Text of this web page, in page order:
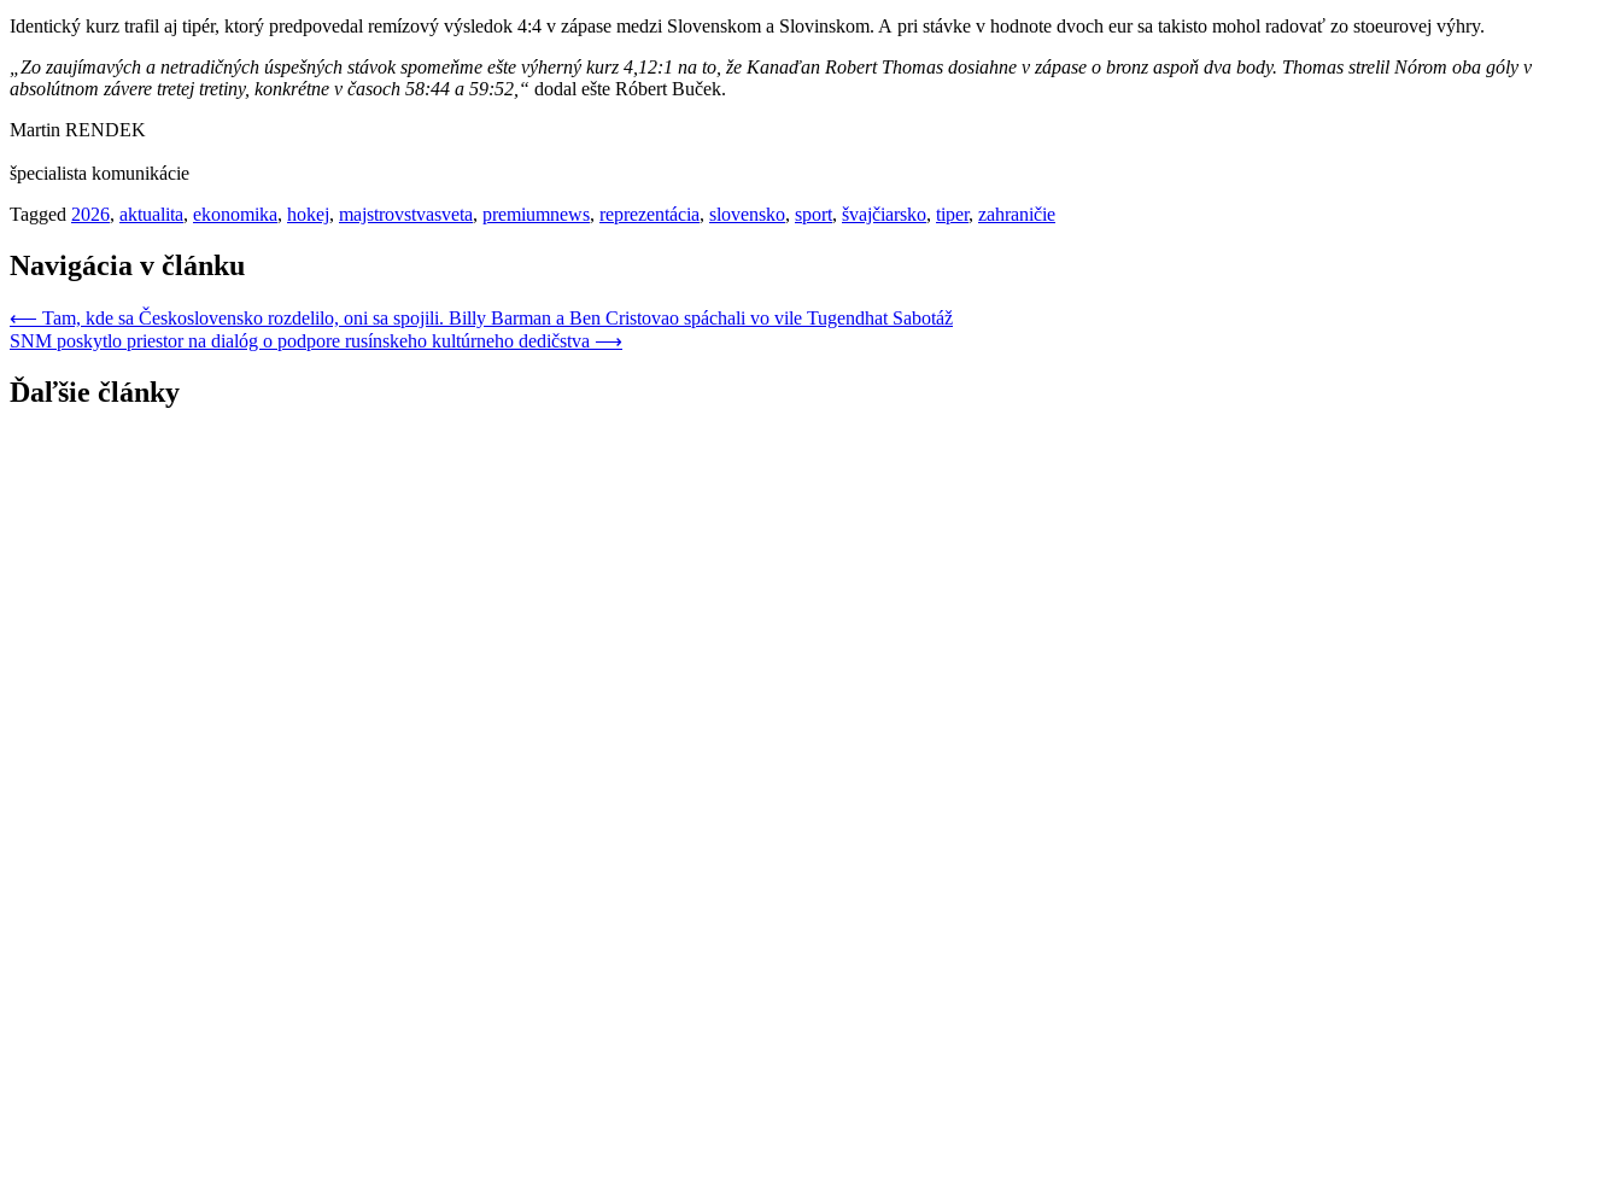
Identický kurz trafil aj tipér, ktorý predpovedal remízový výsledok 4:4 v zápase medzi Slovenskom a Slovinskom. A pri stávke v hodnote dvoch eur sa takisto mohol radovať zo stoeurovej výhry.
„Zo zaujímavých a netradičných úspešných stávok spomeňme ešte výherný kurz 4,12:1 na to, že Kanaďan Robert Thomas dosiahne v zápase o bronz aspoň dva body. Thomas strelil Nórom oba góly v
absolútnom závere tretej tretiny, konkrétne v časoch 58:44 a 59:52,“ dodal ešte Róbert Buček.
Martin RENDEK
špecialista komunikácie
Tagged 2026, aktualita, ekonomika, hokej, majstrovstvasveta, premiumnews, reprezentácia, slovensko, sport, švajčiarsko, tiper, zahraničie
Navigácia v článku
⟵ Tam, kde sa Československo rozdelilo, oni sa spojili. Billy Barman a Ben Cristovao spáchali vo vile Tugendhat Sabotáž
SNM poskytlo priestor na dialóg o podpore rusínskeho kultúrneho dedičstva ⟶
Ďaľšie články